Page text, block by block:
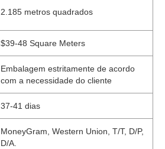
2.185 metros quadrados
$39-48 Square Meters
Embalagem estritamente de acordo
com a necessidade do cliente
37-41 dias
MoneyGram, Western Union, T/T, D/P,
D/A.